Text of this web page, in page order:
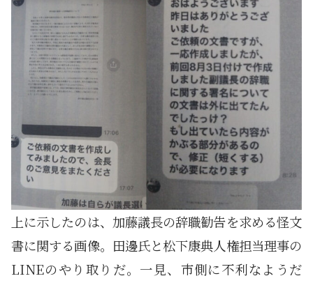
上に示したのは、加藤議長の辞職勧告を求める怪文
書に関する画像。田邊氏と松下康典人権担当理事の
LINEのやり取りだ。一見、市側に不利なようだ